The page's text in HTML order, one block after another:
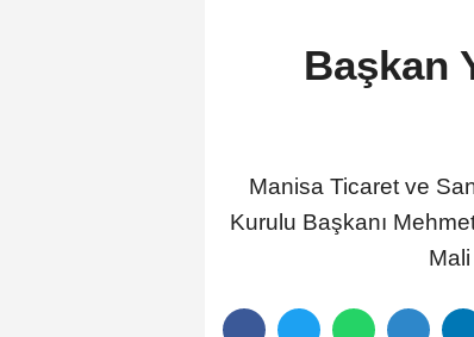
Başkan
Manisa Ticaret ve
Kurulu Başkanı